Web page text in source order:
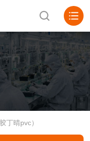
丁晴pvc）